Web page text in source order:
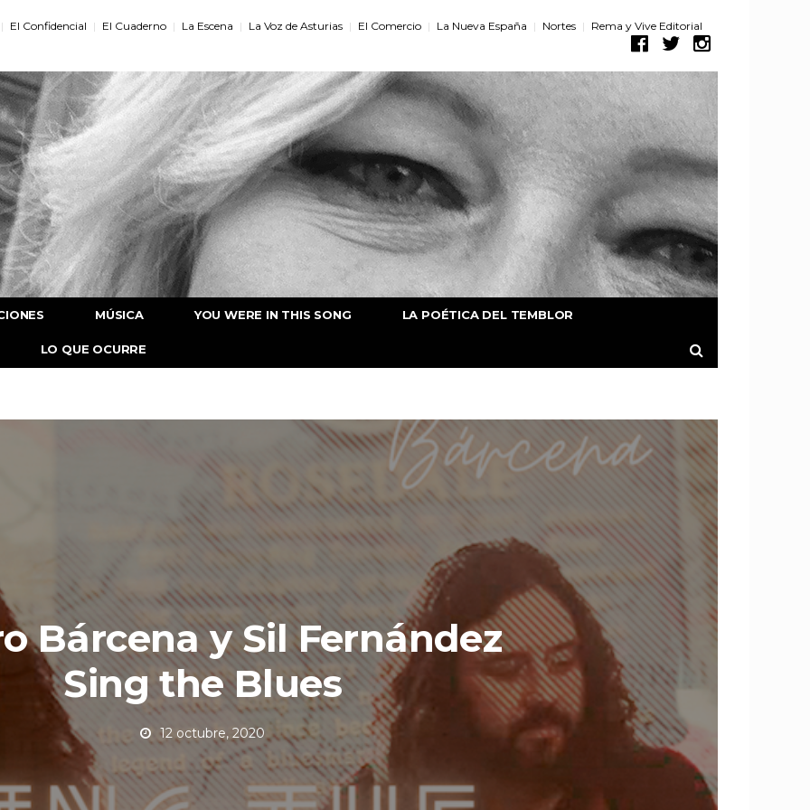
El Confidencial El Cuaderno La Escena La Voz de Asturias El Comercio La Nueva España Nortes Rema y Vive Editorial
MÚSICA YOU WERE IN THIS SONG LA POÉTICA DEL TEMBLOR
LO QUE OCURRE
Bárcena y Sil Fernández
Sing the Blues
12 octubre, 2020